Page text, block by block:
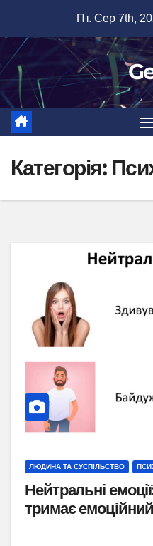
вмісту
Пт. Сер 7th,
Категорія:
ЛЮДИНА ТА СУСПІЛЬСТВО
Нейтральні
тримає емоційний